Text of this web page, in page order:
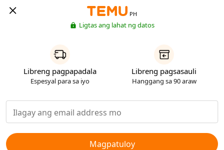
PH
Ligtas ang lahat ng datos
Libreng pagpapadala
Espesyal para sa iyo
Libreng pagsasauli
Hanggang sa 90 araw
Magpatuloy